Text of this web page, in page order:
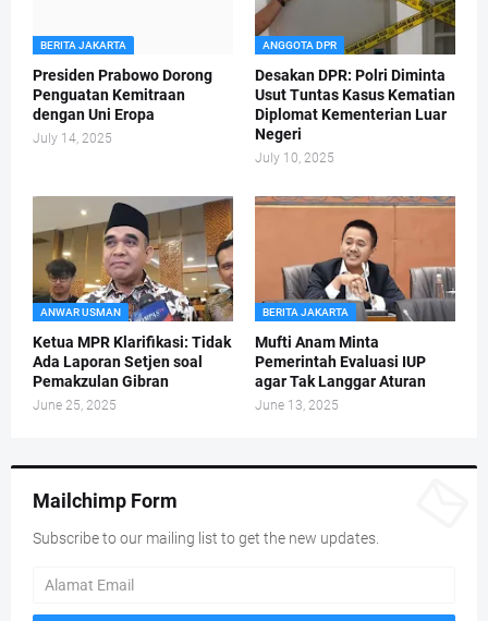
BERITA JAKARTA
Presiden Prabowo Dorong
Penguatan Kemitraan
dengan Uni Eropa
July 14, 2025
ANGGOTA DPR
Desakan DPR: Polri Diminta
Usut Tuntas Kasus Kematian
Diplomat Kementerian Luar
Negeri
July 10, 2025
ANWAR USMAN
Ketua MPR Klarifikasi: Tidak
Ada Laporan Setjen soal
Pemakzulan Gibran
June 25, 2025
BERITA JAKARTA
Mufti Anam Minta
Pemerintah Evaluasi IUP
agar Tak Langgar Aturan
June 13, 2025
Mailchimp Form
Subscribe to our mailing list to get the new updates.